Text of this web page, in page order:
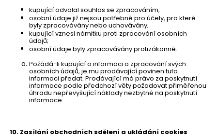
kupující odvolal souhlas se zpracováním;
osobní údaje již nejsou potřebné pro účely, pro které
byly zpracovávány nebo uchovávány;
kupující vznesl námitku proti zpracování osobních
údajů;
osobní údaje byly zpracovávány protizákonně.
Požádá-li kupující o informaci o zpracování svých
osobních údajů, je mu prodávající povinen tuto
informaci předat. Prodávající má právo za poskytnutí
informace podle předchozí věty požadovat přiměřenou
úhradu nepřevyšující náklady nezbytné na poskytnutí
informace.
10. Zasílání obchodních sdělení a ukládání cookies